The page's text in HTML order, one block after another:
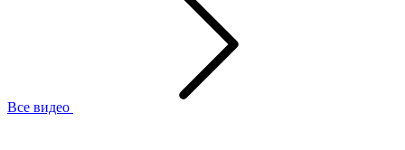
Все видео